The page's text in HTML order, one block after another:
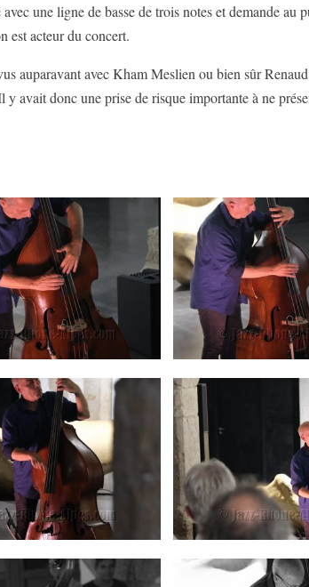
une ligne de basse de trois notes et demande
est acteur du concert.
auparavant avec Kham Meslien ou bien sûr
y avait donc une prise de risque importante à ne